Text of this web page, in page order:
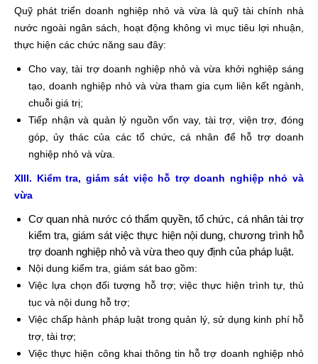
Quỹ phát triển doanh nghiệp nhỏ và vừa là quỹ tài chính nhà
nước ngoài ngân sách, hoạt động không vì mục tiêu lợi nhuận,
thực hiện các chức năng sau đây:
Cho vay, tài trợ doanh nghiệp nhỏ và vừa khởi nghiệp sáng
tạo, doanh nghiệp nhỏ và vừa tham gia cụm liên kết ngành,
chuỗi giá trị;
Tiếp nhận và quản lý nguồn vốn vay, tài trợ, viện trợ, đóng
góp, ủy thác của các tổ chức, cá nhân để hỗ trợ doanh
nghiệp nhỏ và vừa.
XIII. Kiểm tra, giám sát việc hỗ trợ doanh nghiệp nhỏ và
vừa
Cơ quan nhà nước có thẩm quyền, tổ chức, cá nhân tài trợ
kiểm tra, giám sát việc thực hiện nội dung, chương trình hỗ
trợ doanh nghiệp nhỏ và vừa theo quy định của pháp luật.
Nội dung kiểm tra, giám sát bao gồm:
Việc lựa chọn đối tượng hỗ trợ; việc thực hiện trình tự, thủ
tục và nội dung hỗ trợ;
Việc chấp hành pháp luật trong quản lý, sử dụng kinh phí hỗ
trợ, tài trợ;
Việc thực hiện công khai thông tin hỗ trợ doanh nghiệp nhỏ